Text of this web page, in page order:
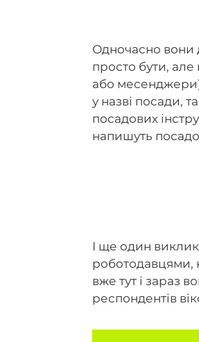
Одночасно вони
просто бути,
або
у назві посади,
посадових
напишуть
І ще один
роботодавцями,
вже тут і зараз
респондентів